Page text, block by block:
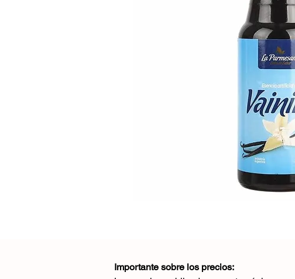
Importante sobre los precios: